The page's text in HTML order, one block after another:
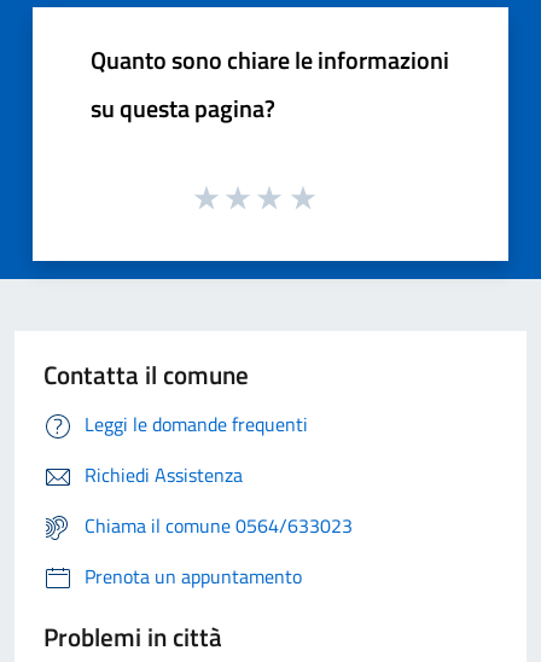
Quanto sono chiare le informazioni
su questa pagina?
Contatta il comune
Leggi le domande frequenti
Richiedi Assistenza
Chiama il comune 0564/633023
Prenota un appuntamento
Problemi in città